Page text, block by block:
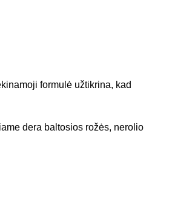
formulė užtikrina, kad
dera baltosios rožės, nerolio